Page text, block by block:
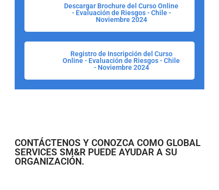
Descargar Brochure del Curso Online
- Evaluación de Riesgos - Chile -
Noviembre 2024
Registro de Inscripción del Curso
Online - Evaluación de Riesgos - Chile
- Noviembre 2024
CONTÁCTENOS Y CONOZCA COMO GLOBAL
SERVICES SM&R PUEDE AYUDAR A SU
ORGANIZACIÓN.